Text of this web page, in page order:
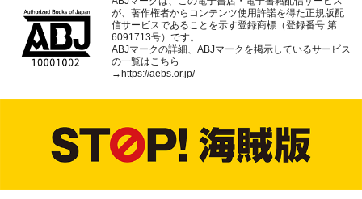
が、著作権者からコンテンツ使用許諾を得た正規版配
信サービスであることを示す登録商標（登録番号 第
6091713号）です。
ABJマークの詳細、ABJマークを掲示しているサービス
の一覧はこちら
→ https://aebs.or.jp/